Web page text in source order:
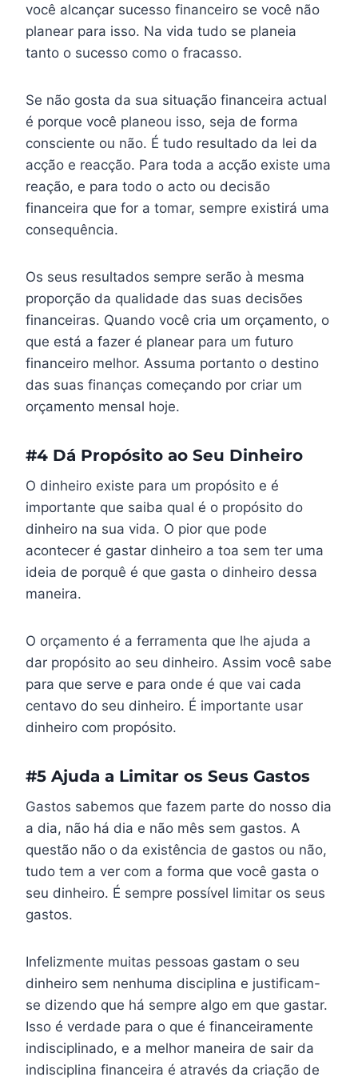
você alcançar sucesso financeiro se você não
planear para isso. Na vida tudo se planeia
tanto o sucesso como o fracasso.
Se não gosta da sua situação financeira actual
é porque você planeou isso, seja de forma
consciente ou não. É tudo resultado da lei da
acção e reacção. Para toda a acção existe uma
reação, e para todo o acto ou decisão
financeira que for a tomar, sempre existirá uma
consequência.
Os seus resultados sempre serão à mesma
proporção da qualidade das suas decisões
financeiras. Quando você cria um orçamento, o
que está a fazer é planear para um futuro
financeiro melhor. Assuma portanto o destino
das suas finanças começando por criar um
orçamento mensal hoje.
#4 Dá Propósito ao Seu Dinheiro
O dinheiro existe para um propósito e é
importante que saiba qual é o propósito do
dinheiro na sua vida. O pior que pode
acontecer é gastar dinheiro a toa sem ter uma
ideia de porquê é que gasta o dinheiro dessa
maneira.
O orçamento é a ferramenta que lhe ajuda a
dar propósito ao seu dinheiro. Assim você sabe
para que serve e para onde é que vai cada
centavo do seu dinheiro. É importante usar
dinheiro com propósito.
#5 Ajuda a Limitar os Seus Gastos
Gastos sabemos que fazem parte do nosso dia
a dia, não há dia e não mês sem gastos. A
questão não o da existência de gastos ou não,
tudo tem a ver com a forma que você gasta o
seu dinheiro. É sempre possível limitar os seus
gastos.
Infelizmente muitas pessoas gastam o seu
dinheiro sem nenhuma disciplina e justificam-
se dizendo que há sempre algo em que gastar.
Isso é verdade para o que é financeiramente
indisciplinado, e a melhor maneira de sair da
indisciplina financeira é através da criação de